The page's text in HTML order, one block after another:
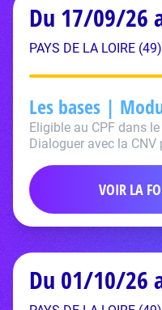
Du 17/09/26
PAYS DE LA LOIRE (49)
Les bases |
Eligible au CPF dans
Dialoguer avec la CNV
VOIR LA
Du 01/10/26